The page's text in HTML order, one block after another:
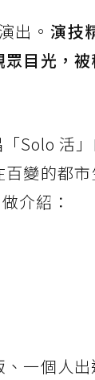
出。 演技
目光，
Solo 活
變的都
介紹：
一個人